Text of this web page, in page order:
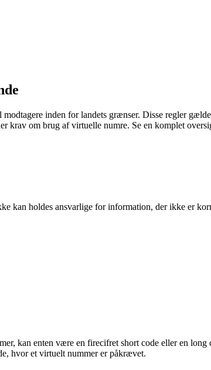
inden for landets grænser. Disse regler
krav om brug af virtuelle numre. Se en komplet
kan holdes ansvarlige for information, der ikke er
kan enten være en firecifret short code eller en
hvor et virtuelt nummer er påkrævet.